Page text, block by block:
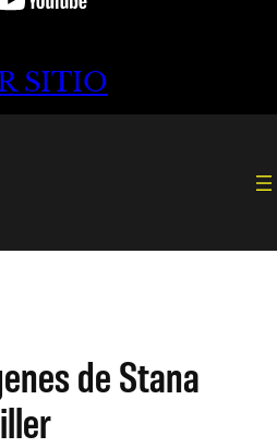
SITIO
de Stana